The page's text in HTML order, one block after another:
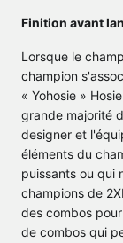
Finition avant
Lorsque le
champion
« Yohosie »
grande majorité
designer et
éléments du
puissants ou qui
champions de
des combos
de combos qui